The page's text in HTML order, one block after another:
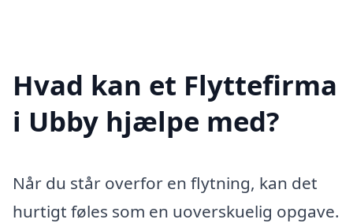
Hvad kan et Flyttefirma
i Ubby hjælpe med?
Når du står overfor en flytning, kan det
hurtigt føles som en uoverskuelig opgave.